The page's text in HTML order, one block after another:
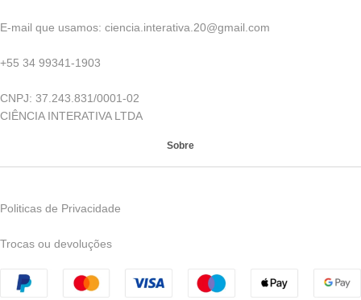
atividade de Caça palavras Meio
E-mail que usamos: ciencia.interativa.20@gmail.com
+55 34 99341-1903
CNPJ: 37.243.831/0001-02
CIÊNCIA INTERATIVA LTDA
Sobre
Politicas de Privacidade
Trocas ou devoluções